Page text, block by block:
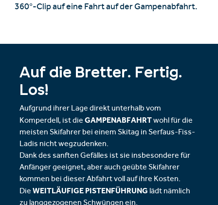
360°-Clip auf eine Fahrt auf der Gampenabfahrt.
Auf die Bretter. Fertig.
Los!
Aufgrund ihrer Lage direkt unterhalb vom
Komperdell, ist die GAMPENABFAHRTwohl für die
meisten Skifahrer bei einem Skitag in Serfaus-Fiss-
Ladis nicht wegzudenken.
Dank des sanften Gefälles ist sie insbesondere für
Anfänger geeignet, aber auch geübte Skifahrer
kommen bei dieser Abfahrt voll auf ihre Kosten.
Die WEITLÄUFIGE PISTENFÜHRUNG lädt nämlich